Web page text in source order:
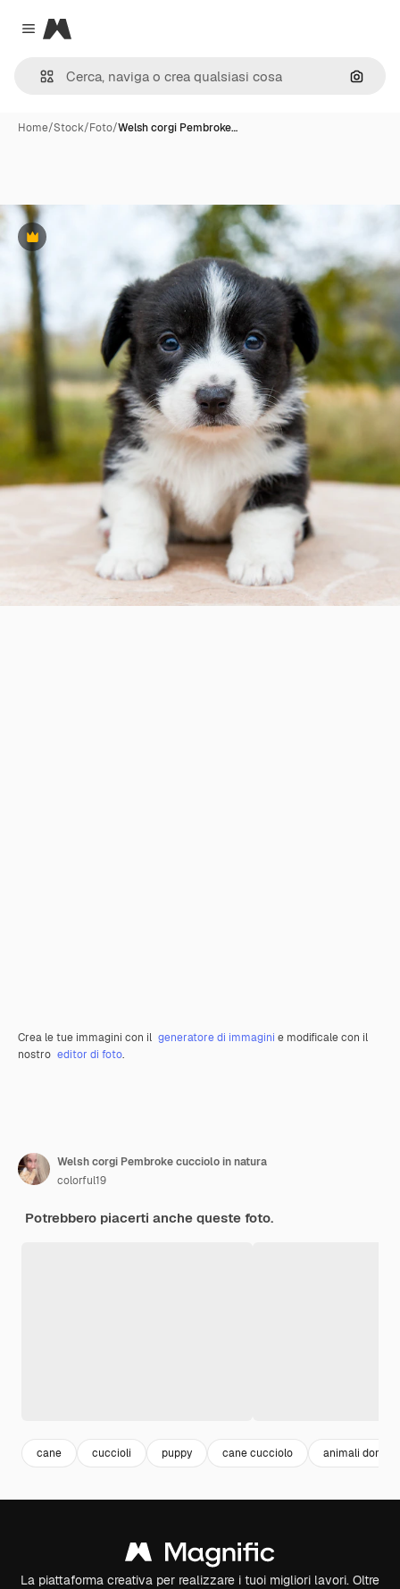
Close menu
Magnific
Cerca
Home/Stock/Foto/Welsh corgi Pembroke…
Premium
Crea le tue immagini con il generatore di immagini e modificale con il
nostro editor di foto.
Welsh corgi Pembroke cucciolo in natura
colorful19
Potrebbero piacerti anche queste foto.
cane cuccioli puppy cane cucciolo animali
La piattaforma creativa per realizzare i tuoi migliori lavori. Oltre